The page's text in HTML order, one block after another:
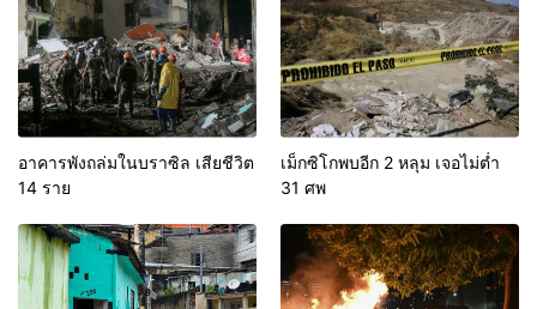
อาคารพังถล่มในบราซิล เสียชีวิต
14 ราย
เม็กซิโกพบอีก 2 หลุม เจอไม่ต่ำ
31 ศพ